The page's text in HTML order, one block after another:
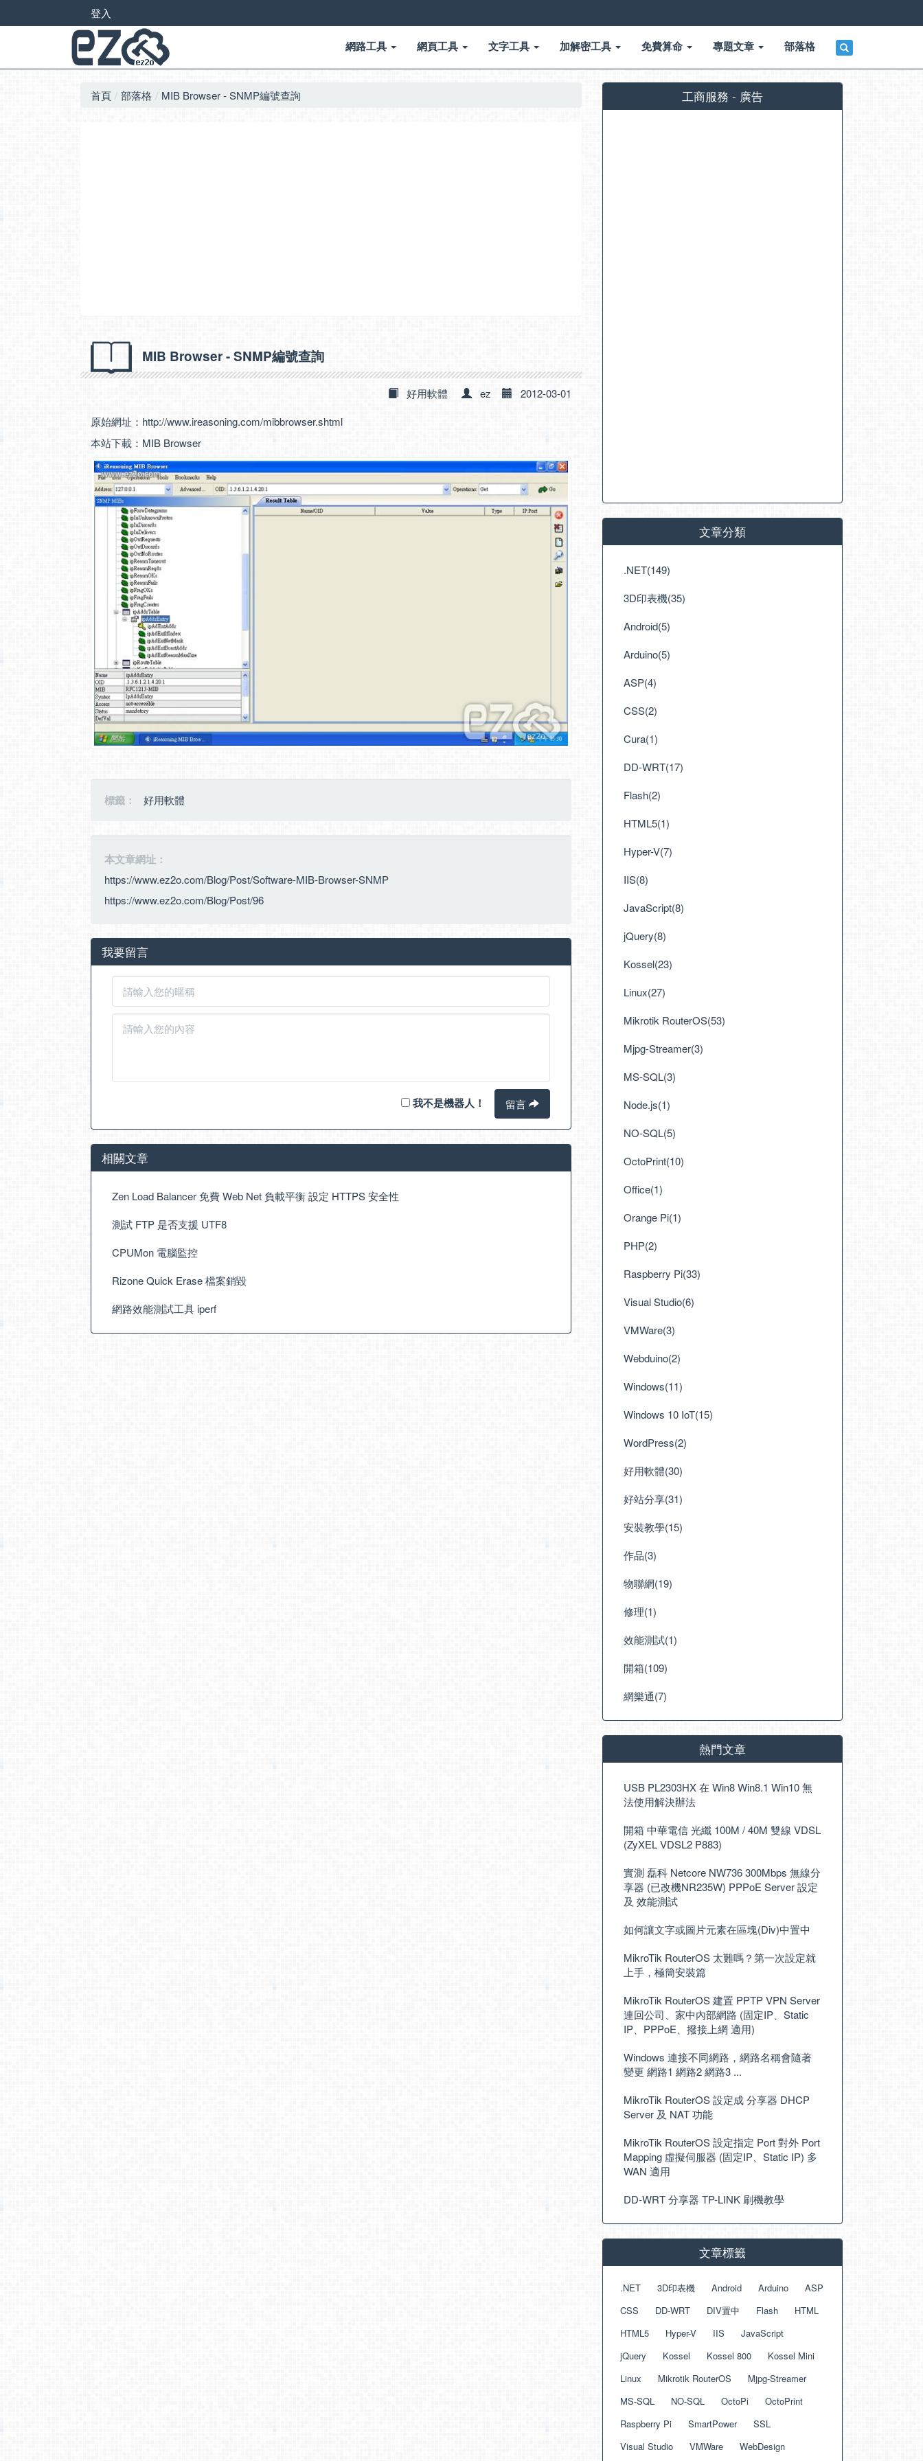
登入
網路工具 網頁工具 文字工具 加解密工具 免費算命 專題文章 部落格
首頁 部落格 MIB Browser - SNMP編號查詢
MIB Browser - SNMP編號查詢
好用軟體 ez
2012-03-01
原始網址： http://www.ireasoning.com/mibbrowser.shtml
本站下載： MIB Browser
標籤： 好用軟體
本文章網址：
https://www.ez2o.com/Blog/Post/Software-MIB-Browser-SNMP
https://www.ez2o.com/Blog/Post/96
我要留言
我不是機器人！ 留言
相關文章
Zen Load Balancer 免費 Web Net 負載平衡 設定 HTTPS 安全性
測試 FTP 是否支援 UTF8
CPUMon 電腦監控
Rizone Quick Erase 檔案銷毀
網路效能測試工具 iperf
工商服務 - 廣告
文章分類
.NET(149)
3D印表機(35)
Android(5)
Arduino(5)
ASP(4)
CSS(2)
Cura(1)
DD-WRT(17)
Flash(2)
HTML5(1)
Hyper-V(7)
IIS(8)
JavaScript(8)
jQuery(8)
Kossel(23)
Linux(27)
Mikrotik RouterOS(53)
Mjpg-Streamer(3)
MS-SQL(3)
Node.js(1)
NO-SQL(5)
OctoPrint(10)
Office(1)
Orange Pi(1)
PHP(2)
Raspberry Pi(33)
Visual Studio(6)
VMWare(3)
Webduino(2)
Windows(11)
Windows 10 IoT(15)
WordPress(2)
好用軟體(30)
好站分享(31)
安裝教學(15)
作品(3)
物聯網(19)
修理(1)
效能測試(1)
開箱(109)
網樂通(7)
熱門文章
USB PL2303HX 在 Win8 Win8.1 Win10 無
法使用解決辦法
開箱 中華電信 光纖 100M / 40M 雙線 VDSL
(ZyXEL VDSL2 P883)
實測 磊科 Netcore NW736 300Mbps 無線分
享器 (已改機NR235W) PPPoE Server 設定
及 效能測試
如何讓文字或圖片元素在區塊(Div)中置中
MikroTik RouterOS 太難嗎？第一次設定就
上手，極簡安裝篇
MikroTik RouterOS 建置 PPTP VPN Server
連回公司、家中內部網路 (固定IP、Static
IP、PPPoE、撥接上網 適用)
Windows 連接不同網路，網路名稱會隨著
變更 網路1 網路2 網路3 ...
MikroTik RouterOS 設定成 分享器 DHCP
Server 及 NAT 功能
MikroTik RouterOS 設定指定 Port 對外 Port
Mapping 虛擬伺服器 (固定IP、Static IP) 多
WAN 適用
DD-WRT 分享器 TP-LINK 刷機教學
文章標籤
.NET 3D印表機 Android Arduino
ASP
CSS
DD-WRT DIV置中 Flash
HTML
HTML5
Hyper-V IIS
JavaScript
jQuery
Kossel Kossel 800
Kossel Mini
Linux
Mikrotik RouterOS
Mjpg-Streamer
MS-SQL
NO-SQL OctoPi
OctoPrint
Raspberry Pi
SmartPower
SSL
Visual Studio
VMWare WebDesign